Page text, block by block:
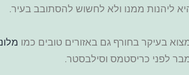
ליהנות ממנו ולא לחשוש להסתובב בעיר.
בעיקר בחורף גם באזורים טובים כמו
לפני כריסטמס וסילבסטר.